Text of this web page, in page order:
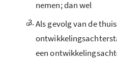
nemen; dan wel
3.Als gevolg van de
een